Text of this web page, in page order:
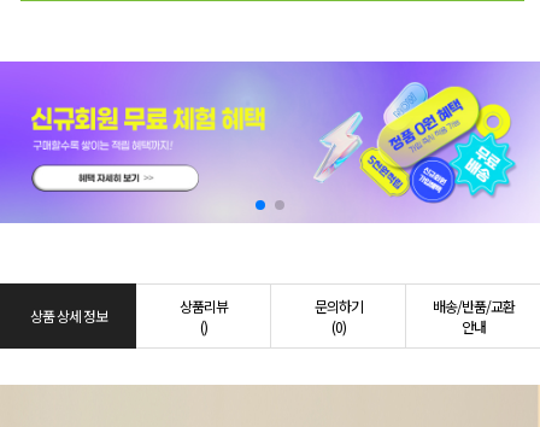
상품 상세 정보
상품리뷰
()
문의하기
(0)
배송/반품/교환
안내